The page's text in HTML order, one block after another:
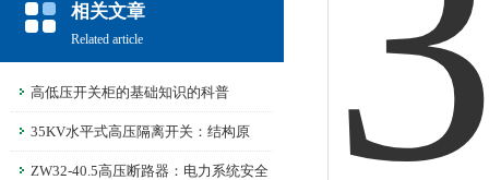
相关文章
Related article
高低压开关柜的基础知识的科普
35KV水平式高压隔离开关：结构原
理、选型要点一次讲清楚！
ZW32-40.5高压断路器：电力系统安全